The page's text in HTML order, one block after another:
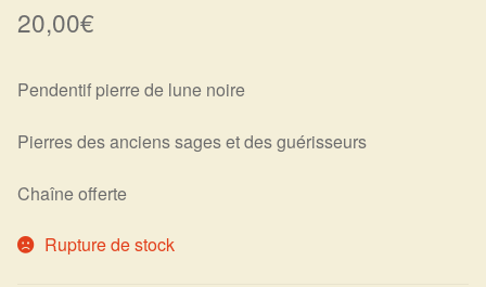
Sels de bain
Cadeaux de naissance
Ésotérisme : les pratiques spirituelles du monde invisible
20,00€
Pendentif pierre de lune noire
Pierres des anciens sages et des guérisseurs
Chaîne offerte
Rupture de stock